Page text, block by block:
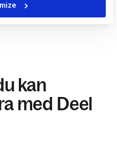
kan
med Deel